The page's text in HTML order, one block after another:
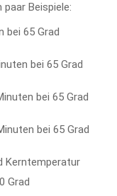
Beispiele:
bei 65 Grad
bei 65 Grad
bei 65 Grad
bei 65 Grad
Kerntemperatur
Grad